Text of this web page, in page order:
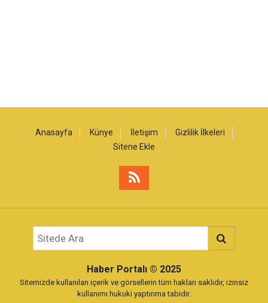
Anasayfa Künye İletişim
Gizlilik İlkeleri
Sitene Ekle
Haber Portalı © 2025
Sitemizde kullanılan içerik ve görsellerin tüm hakları saklıdır, izinsiz
kullanımı hukuki yaptırıma tabidir.